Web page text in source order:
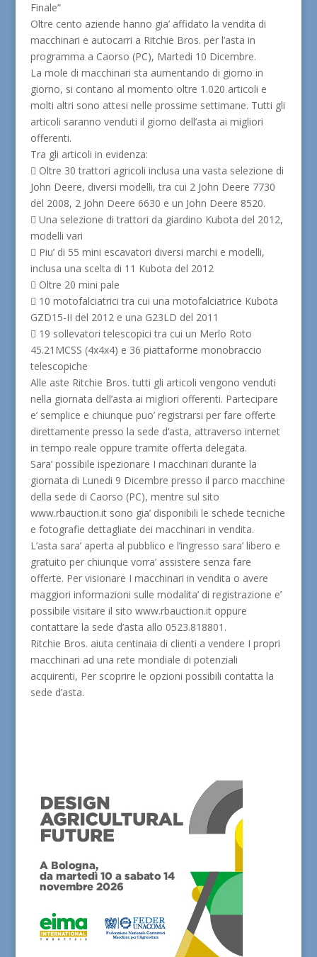
Finale”
Oltre cento aziende hanno gia’ affidato la vendita di
macchinari e autocarri a Ritchie Bros. per l’asta in
programma a Caorso (PC), Martedi 10 Dicembre.
La mole di macchinari sta aumentando di giorno in
giorno, si contano al momento oltre 1.020 articoli e
molti altri sono attesi nelle prossime settimane. Tutti gli
articoli saranno venduti il giorno dell’asta ai migliori
offerenti.
Tra gli articoli in evidenza:
 Oltre 30 trattori agricoli inclusa una vasta selezione di
John Deere, diversi modelli, tra cui 2 John Deere 7730
del 2008, 2 John Deere 6630 e un John Deere 8520.
 Una selezione di trattori da giardino Kubota del 2012,
modelli vari
 Piu’ di 55 mini escavatori diversi marchi e modelli,
inclusa una scelta di 11 Kubota del 2012
 Oltre 20 mini pale
 10 motofalciatrici tra cui una motofalciatrice Kubota
GZD15-II del 2012 e una G23LD del 2011
 19 sollevatori telescopici tra cui un Merlo Roto
45.21MCSS (4x4x4) e 36 piattaforme monobraccio
telescopiche
Alle aste Ritchie Bros. tutti gli articoli vengono venduti
nella giornata dell’asta ai migliori offerenti. Partecipare
e’ semplice e chiunque puo’ registrarsi per fare offerte
direttamente presso la sede d’asta, attraverso internet
in tempo reale oppure tramite offerta delegata.
Sara’ possibile ispezionare I macchinari durante la
giornata di Lunedi 9 Dicembre presso il parco macchine
della sede di Caorso (PC), mentre sul sito
www.rbauction.it sono gia’ disponibili le schede tecniche
e fotografie dettagliate dei macchinari in vendita.
L’asta sara’ aperta al pubblico e l’ingresso sara’ libero e
gratuito per chiunque vorra’ assistere senza fare
offerte. Per visionare I macchinari in vendita o avere
maggiori informazioni sulle modalita’ di registrazione e’
possibile visitare il sito www.rbauction.it oppure
contattare la sede d’asta allo 0523.818801.
Ritchie Bros. aiuta centinaia di clienti a vendere I propri
macchinari ad una rete mondiale di potenziali
acquirenti, Per scoprire le opzioni possibili contatta la
sede d’asta.